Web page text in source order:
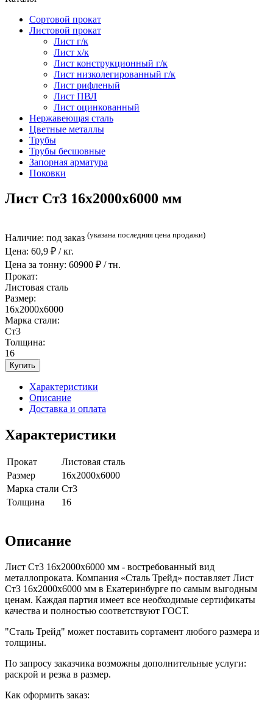
Сортовой прокат
Листовой прокат
Лист г/к
Лист х/к
Лист конструкционный г/к
Лист низколегированный г/к
Лист рифленый
Лист ПВЛ
Лист оцинкованный
Нержавеющая сталь
Цветные металлы
Трубы
Трубы бесшовные
Запорная арматура
Поковки
Лист Ст3 16x2000x6000 мм
Наличие: под заказ (указана последняя цена продажи)
Цена: 60,9 ₽ / кг.
Цена за тонну: 60900 ₽ / тн.
Прокат:
Листовая сталь
Размер:
16x2000x6000
Марка стали:
Ст3
Толщина:
16
Купить
Характеристики
Описание
Доставка и оплата
Характеристики
Прокат
Листовая сталь
Размер
16x2000x6000
Марка стали Ст3
Толщина
16
Описание
Лист Ст3 16x2000x6000 мм - востребованный вид
металлопроката. Компания «Сталь Трейд» поставляет Лист
Ст3 16x2000x6000 мм в Екатеринбурге по самым выгодным
ценам. Каждая партия имеет все необходимые сертификаты
качества и полностью соответствуют ГОСТ.
"Сталь Трейд" может поставить сортамент любого размера и
толщины.
По запросу заказчика возможны дополнительные услуги:
раскрой и резка в размер.
Как оформить заказ: